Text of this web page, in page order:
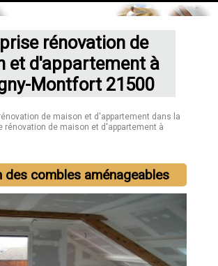
rénovation de
et d'appartement à
Montfort 21500
de maison et d'appartement dans la
rénovation de maison et d'appartement à
des combles aménageables